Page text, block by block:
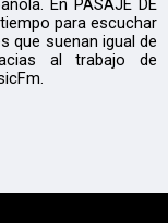
En PASAJE DE
para escuchar
que suenan igual de
al trabajo de